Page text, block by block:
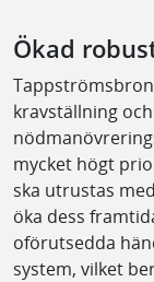
Ökad
kravställning
mycket högt
ska utrustas
öka dess
oförutsedda
system, vilket